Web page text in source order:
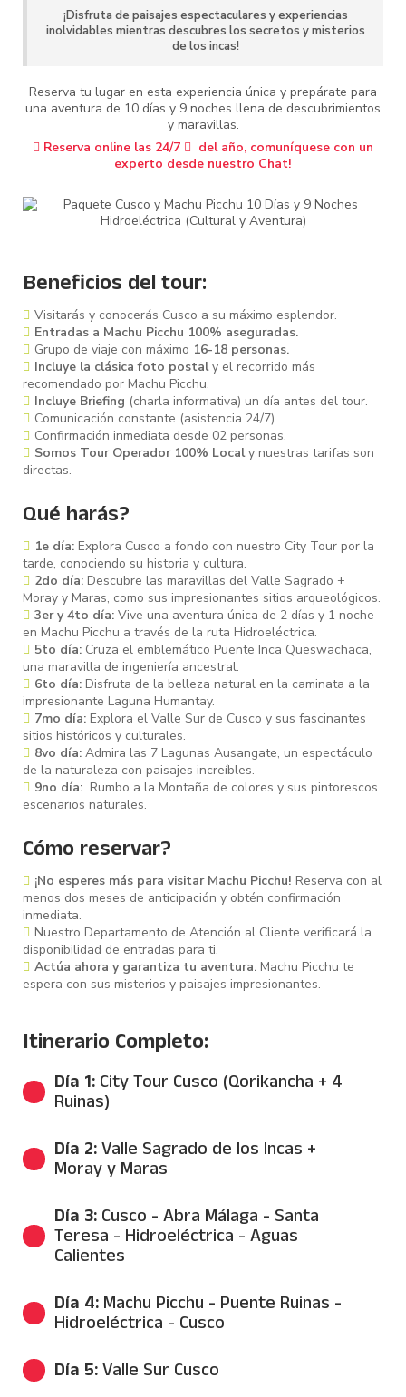
¡Disfruta de paisajes espectaculares y experiencias
inolvidables mientras descubres los secretos y misterios
de los incas!
Reserva tu lugar en esta experiencia única y prepárate para
una aventura de 10 días y 9 noches llena de descubrimientos
y maravillas.
Reserva online las 24/7
del año, comuníquese con un
experto desde nuestro Chat!
Beneficios del tour:
Visitarás y conocerás Cusco a su máximo esplendor.
Entradas a Machu Picchu 100% aseguradas.
Grupo de viaje con máximo 16-18 personas.
Incluye la clásica foto postaly el recorrido más
recomendado por Machu Picchu.
Incluye Briefing (charla informativa) un día antes del tour.
Comunicación constante (asistencia 24/7).
Confirmación inmediata desde 02 personas.
Somos Tour Operador 100% Localy nuestras tarifas son
directas.
Qué harás?
1e día: Explora Cusco a fondo con nuestro City Tour por la
tarde, conociendo su historia y cultura.
2do día: Descubre las maravillas del Valle Sagrado +
Moray y Maras, como sus impresionantes sitios arqueológicos.
3er y 4to día: Vive una aventura única de 2 días y 1 noche
en Machu Picchu a través de la ruta Hidroeléctrica.
5to día: Cruza el emblemático Puente Inca Queswachaca,
una maravilla de ingeniería ancestral.
6to día: Disfruta de la belleza natural en la caminata a la
impresionante Laguna Humantay.
7mo día: Explora el Valle Sur de Cusco y sus fascinantes
sitios históricos y culturales.
8vo día: Admira las 7 Lagunas Ausangate, un espectáculo
de la naturaleza con paisajes increíbles.
9no día: Rumbo a la Montaña de colores y sus pintorescos
escenarios naturales.
Cómo reservar?
¡No esperes más para visitar Machu Picchu! Reserva con al
menos dos meses de anticipación y obtén confirmación
inmediata.
Nuestro Departamento de Atención al Cliente verificará la
disponibilidad de entradas para ti.
Actúa ahora y garantiza tu aventura. Machu Picchu te
espera con sus misterios y paisajes impresionantes.
Itinerario Completo:
Día 1:City Tour Cusco (Qorikancha + 4
Ruinas)
12:40 PM - 18:00 / 18:30 PM
Día 2:Valle Sagrado de los Incas +
Moray y Maras
06:30 AM - 19:30 PM
Día 3:Cusco - Abra Málaga - Santa
Teresa - Hidroeléctrica - Aguas
Calientes
06:30 AM - 20:00 PM
Día 4:Machu Picchu - Puente Ruinas -
Hidroeléctrica - Cusco
06:00 AM - 21:45 PM
Día 5:Valle Sur Cusco